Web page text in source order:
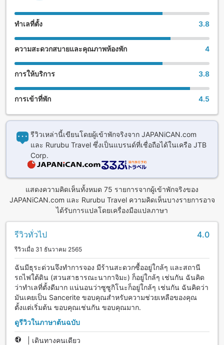
ทำเลที่ตั้ง 3.8
ความสะดวกสบายและคุณภาพห้องพัก 4
การให้บริการ 3.8
การเข้าที่พัก 4.5
รีวิวเหล่านี้เขียนโดยผู้เข้าพักจริงจาก JAPANiCAN.com
และ Rurubu Travel ซึ่งเป็นแบรนด์ที่เชื่อถือได้ในเครือ JTB
Corp.
แสดงความคิดเห็นทั้งหมด 75 รายการจากผู้เข้าพักจริงของ
JAPANiCAN.com และ Rurubu Travel ความคิดเห็นบางรายการอาจ
ได้รับการแปลโดยเครื่องมือแปลภาษา
รีวิวทั่วไป 4.0
รีวิวเมื่อ 31 ธันวาคม 2565
ฉันมีธุระด่วนจึงทำการจอง มีร้านสะดวกซื้ออยู่ใกล้ๆ และสถานี
รถไฟใต้ดิน (สวนสาธารณะนากาจิมะ) ก็อยู่ใกล้ๆ เช่นกัน ฉันคิด
ว่าทำเลที่ตั้งดีมาก แน่นอนว่าซูซูกิโนะก็อยู่ใกล้ๆ เช่นกัน ฉันคิดว่า
มันเคยเป็น Sancerite ขอบคุณสำหรับความช่วยเหลือของคุณ
ตั้งแต่เริ่มต้น ขอบคุณเช่นกัน ขอบคุณมาก.
ดูรีวิวในภาษาต้นฉบับ
เดินทางคนเดียว